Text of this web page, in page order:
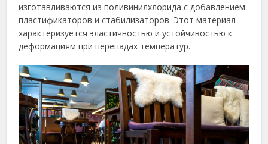
изготавливаются из поливинилхлорида с добавлением
пластификаторов и стабилизаторов. Этот материал
характеризуется эластичностью и устойчивостью к
деформациям при перепадах температур.